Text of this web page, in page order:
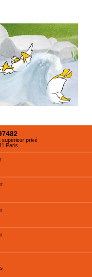
supérieur privé
Paris